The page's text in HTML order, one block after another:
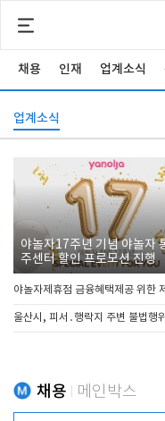
채용 인재 업계소식
업계소식
야놀자17주년 기념 야놀자
주센터 할인 프로모션 진행
야놀자제휴점 금융혜택제공 위한
울산시, 피서․행락지 주변 불법행
채용 메인박스